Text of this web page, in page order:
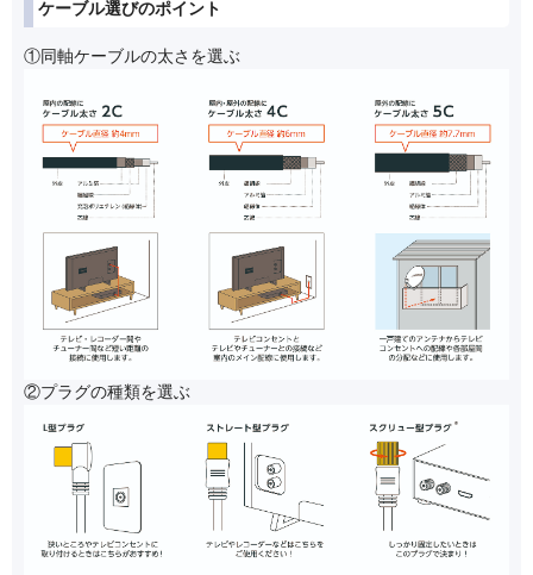
ケーブル選びのポイント
①同軸ケーブルの太さを選ぶ
②プラグの種類を選ぶ